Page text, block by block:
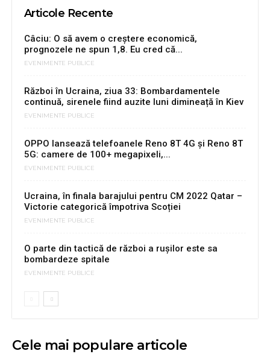
Articole Recente
Câciu: O să avem o creştere economică,
prognozele ne spun 1,8. Eu cred că...
EVENIMENTE PUBLICE
Război în Ucraina, ziua 33: Bombardamentele
continuă, sirenele fiind auzite luni dimineață în Kiev
EVENIMENTE PUBLICE
OPPO lansează telefoanele Reno 8T 4G şi Reno 8T
5G: camere de 100+ megapixeli,...
EVENIMENTE PUBLICE
Ucraina, în finala barajului pentru CM 2022 Qatar –
Victorie categorică împotriva Scoției
EVENIMENTE PUBLICE
O parte din tactică de război a rușilor este sa
bombardeze spitale
EVENIMENTE PUBLICE
Cele mai populare articole